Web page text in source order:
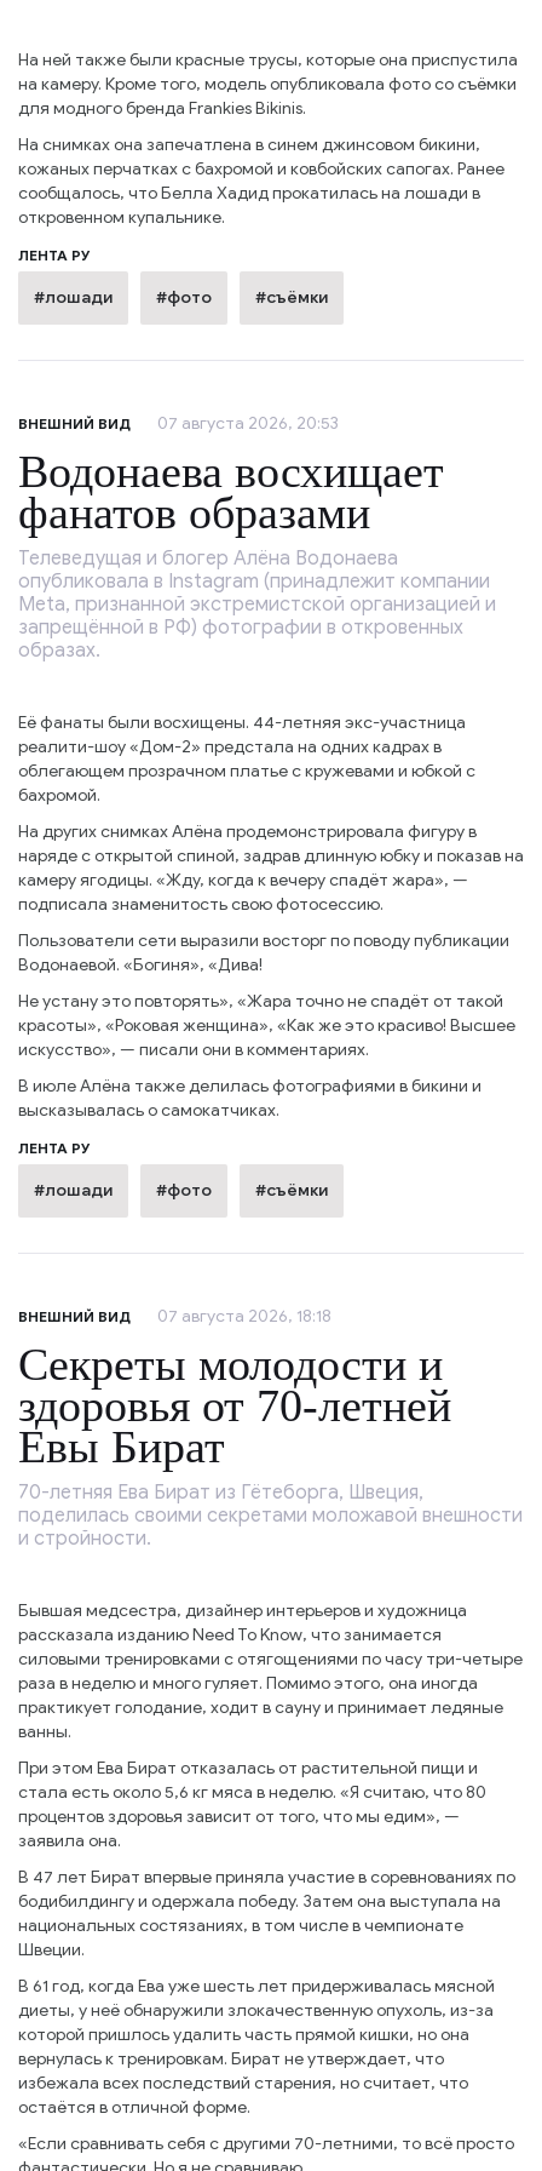
На ней также были красные трусы, которые она приспустила
на камеру. Кроме того, модель опубликовала фото со съёмки
для модного бренда Frankies Bikinis.
На снимках она запечатлена в синем джинсовом бикини,
кожаных перчатках с бахромой и ковбойских сапогах. Ранее
сообщалось, что Белла Хадид прокатилась на лошади в
откровенном купальнике.
ЛЕНТА РУ
#лошади #фото #съёмки
ВНЕШНИЙ ВИД 07 августа 2026, 20:53
Водонаева восхищает
фанатов образами
Телеведущая и блогер Алёна Водонаева
опубликовала в Instagram (принадлежит компании
Meta, признанной экстремистской организацией и
запрещённой в РФ) фотографии в откровенных
образах.
Её фанаты были восхищены. 44-летняя экс-участница
реалити-шоу «Дом-2» предстала на одних кадрах в
облегающем прозрачном платье с кружевами и юбкой с
бахромой.
На других снимках Алёна продемонстрировала фигуру в
наряде с открытой спиной, задрав длинную юбку и показав на
камеру ягодицы. «Жду, когда к вечеру спадёт жара», —
подписала знаменитость свою фотосессию.
Пользователи сети выразили восторг по поводу публикации
Водонаевой. «Богиня», «Дива!
Не устану это повторять», «Жара точно не спадёт от такой
красоты», «Роковая женщина», «Как же это красиво! Высшее
искусство», — писали они в комментариях.
В июле Алёна также делилась фотографиями в бикини и
высказывалась о самокатчиках.
ЛЕНТА РУ
#лошади #фото #съёмки
ВНЕШНИЙ ВИД 07 августа 2026, 18:18
Секреты молодости и
здоровья от 70-летней
Евы Бират
70-летняя Ева Бират из Гётеборга, Швеция,
поделилась своими секретами моложавой внешности
и стройности.
Бывшая медсестра, дизайнер интерьеров и художница
рассказала изданию Need To Know, что занимается
силовыми тренировками с отягощениями по часу три-четыре
раза в неделю и много гуляет. Помимо этого, она иногда
практикует голодание, ходит в сауну и принимает ледяные
ванны.
При этом Ева Бират отказалась от растительной пищи и
стала есть около 5,6 кг мяса в неделю. «Я считаю, что 80
процентов здоровья зависит от того, что мы едим», —
заявила она.
В 47 лет Бират впервые приняла участие в соревнованиях по
бодибилдингу и одержала победу. Затем она выступала на
национальных состязаниях, в том числе в чемпионате
Швеции.
В 61 год, когда Ева уже шесть лет придерживалась мясной
диеты, у неё обнаружили злокачественную опухоль, из-за
которой пришлось удалить часть прямой кишки, но она
вернулась к тренировкам. Бират не утверждает, что
избежала всех последствий старения, но считает, что
остаётся в отличной форме.
«Если сравнивать себя с другими 70-летними, то всё просто